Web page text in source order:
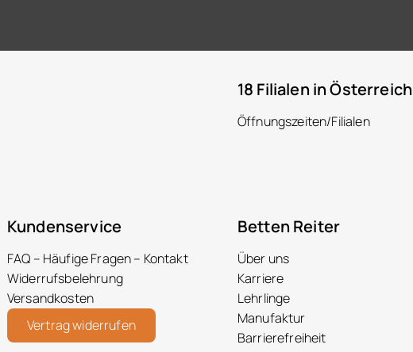
18 Filialen in Österreich
Öffnungszeiten/Filialen
Kundenservice
FAQ – Häufige Fragen – Kontakt
Widerrufsbelehrung
Versandkosten
Vertrag widerrufen
Betten Reiter
Über uns
Karriere
Lehrlinge
Manufaktur
Barrierefreiheit